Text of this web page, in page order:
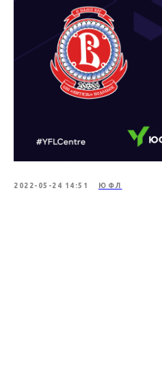
2022-05-24 14:51 ЮФЛ